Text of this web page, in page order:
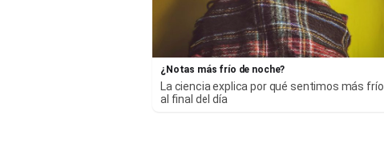
¿Notas más frío de noche?
La ciencia explica por qué sentimos más frío
al final del día